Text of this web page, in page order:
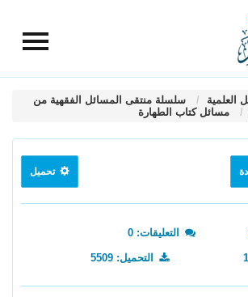
العلمية
سلسلة منتقى المسائل الفقهية من
مسائل كتاب الطهارة
تحميل
التعليقات: 0
التحميل: 5509